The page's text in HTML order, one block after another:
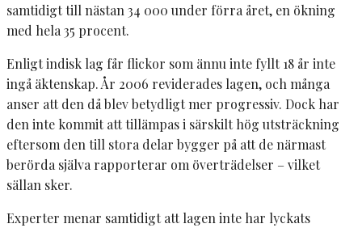
samtidigt till nästan 34 000 under förra året, en ökning
med hela 35 procent.
Enligt indisk lag får flickor som ännu inte fyllt 18 år inte
ingå äktenskap. År 2006 reviderades lagen, och många
anser att den då blev betydligt mer progressiv. Dock har
den inte kommit att tillämpas i särskilt hög utsträckning
eftersom den till stora delar bygger på att de närmast
berörda själva rapporterar om överträdelser – vilket
sällan sker.
Experter menar samtidigt att lagen inte har lyckats